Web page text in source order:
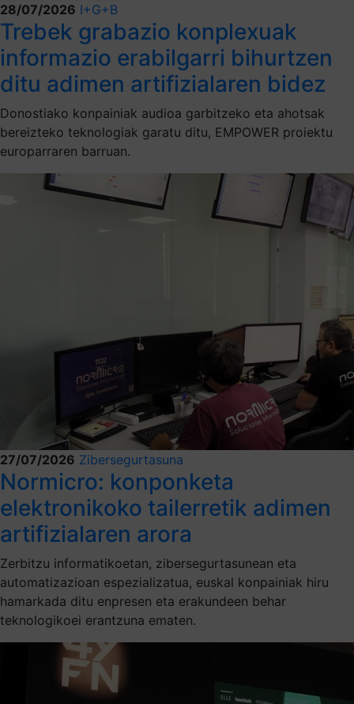
28/07/2026 I+G+B
Trebek grabazio konplexuak
informazio erabilgarri bihurtzen
ditu adimen artifizialaren bidez
Donostiako konpainiak audioa garbitzeko eta ahotsak
bereizteko teknologiak garatu ditu, EMPOWER proiektu
europarraren barruan.
27/07/2026 Zibersegurtasuna
Normicro: konponketa
elektronikoko tailerretik adimen
artifizialaren arora
Zerbitzu informatikoetan, zibersegurtasunean eta
automatizazioan espezializatua, euskal konpainiak hiru
hamarkada ditu enpresen eta erakundeen behar
teknologikoei erantzuna ematen.